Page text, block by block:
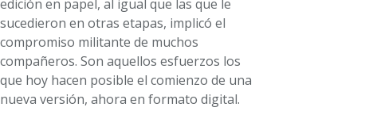
edición en papel, al igual que las que le
sucedieron en otras etapas, implicó el
compromiso militante de muchos
compañeros. Son aquellos esfuerzos los
que hoy hacen posible el comienzo de una
nueva versión, ahora en formato digital.